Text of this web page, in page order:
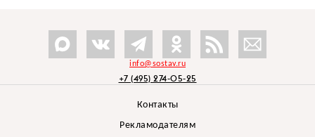
info@sostav.ru
+7 (495) 274-05-25
Контакты
Рекламодателям